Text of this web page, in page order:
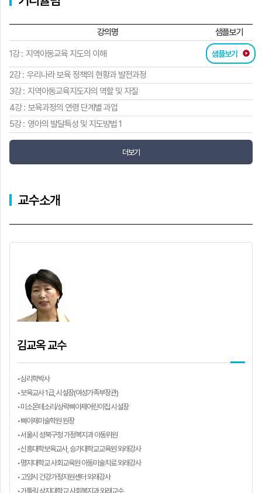
강의명 샘플보기
1강 : 지역아동교육 지도의 이해 샘플보기
2강 : 우리나라 보육 정책의 현황과 발전과정
3강 : 지역아동교육지도자의 역할 및 자질
4강 : 보육과정의 연령 단계별 과업
5강 : 영아의 발달특성 및 지도방법 1
더보기
교수소개
김교옥 교수
•심리학박사
•보육교사 1급, 시설장(여성가족부장관)
•미소몬테소리/상락삐아제어린이집 시설장
•삐아제미술학원 원장
•서울시 성북구청 가정복지과 아동위원
•신흥대학보육교사, 승가대학교교육원 외래강사
•명지대학교 사회교육원 아동미술치료 외래강사
•고양시 건강가정지원센터 외래강사
•가톨릭 상지대학교 사회복지과 외래교수